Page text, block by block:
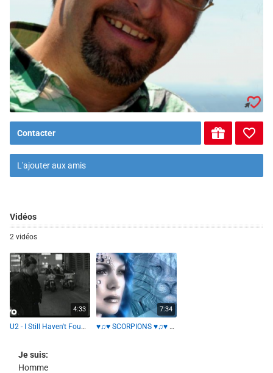
Contacter
L'ajouter aux amis
Vidéos
2 vidéos
4:33
U2 - I Still Haven't Found What I'm Looking For
7:34
♥♫♥ SCORPIONS ♥♫♥ Still loving you ♥♫♥ (t'aimer encore)
Je suis:
Homme